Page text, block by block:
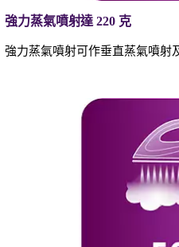
強力蒸氣噴射達 220 克
強力蒸氣噴射可作垂直蒸氣噴射